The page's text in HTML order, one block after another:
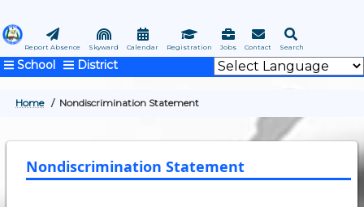
to
main
content
Search
Contact
Jobs
Registration
Calendar
Skyward
Report Absence
School District
BREADCRUMB
Home Nondiscrimination Statement
Nondiscrimination Statement